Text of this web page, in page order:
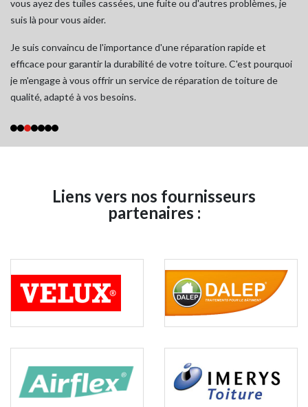
vous ayez des tuiles cassées, une fuite ou d'autres problèmes, je
suis là pour vous aider.
Je suis convaincu de l'importance d'une réparation rapide et
efficace pour garantir la durabilité de votre toiture. C'est pourquoi
je m'engage à vous offrir un service de réparation de toiture de
qualité, adapté à vos besoins.
Liens vers nos fournisseurs
partenaires :